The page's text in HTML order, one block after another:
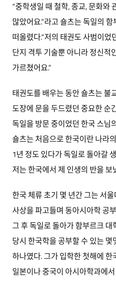
“중학생일 때 철학, 종교, 문화와
많았어요.”라고 숄츠는 독일의
떠올렸다.“저의 태권도 사범이
단지 격투 기술뿐 아니라 정신적
가르쳤어요.”
태권도를 배우는 동안 숄츠는 불
도장에 문을 두드렸던 중요한 순
독일을 방문 중이었던 한국 스님
숄츠는 처음으로 한국이란 나라
1년 정도 있다가 독일로 돌아갈
저는 한국에서 제 인생의 반을 보
한국 체류 초기 몇 년간 그는 서
사상을 파고들며 동아시아학 공
그 후 독일로 돌아가 함부르크
당시 한국학을 공부할 수 있는
하나였다. 그가 입학한 첫해에
일본이나 중국이 아시아학과에